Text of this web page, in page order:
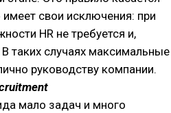
свои исключения: при
HR не требуется и,
таких случаях максимальные
руководству компании.
мало задач и много